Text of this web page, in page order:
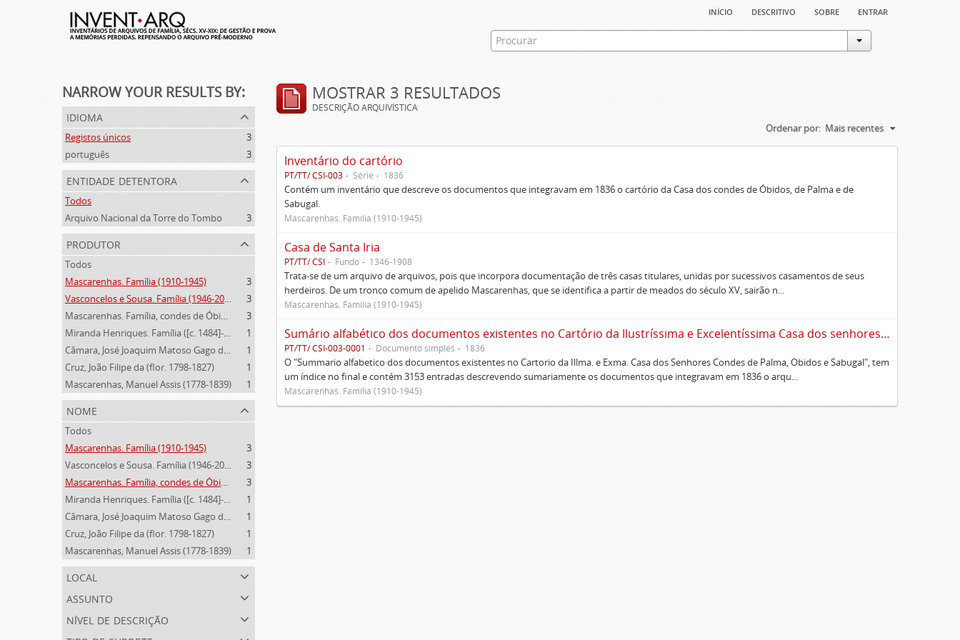
início descritivo sobre entrar
NARROW YOUR RESULTS BY:
idioma
Registos únicos
3
português
3
entidade detentora
Todos
Arquivo Nacional da Torre do Tombo
3
produtor
Todos
Mascarenhas. Família (1910-1945)
3
Vasconcelos e Sousa. Família (1946-2006)
3
Mascarenhas. Família, condes de Óbidos, Palma e Sabugal (1669-1910)
3
Miranda Henriques. Família ([c. 1484]-[c.1745])
1
Câmara, José Joaquim Matoso Gago da (1775-1864)
1
Cruz, João Filipe da (flor. 1798-1827)
1
Mascarenhas, Manuel Assis (1778-1839)
1
nome
Todos
Mascarenhas. Família (1910-1945)
3
Vasconcelos e Sousa. Família (1946-2006)
3
Mascarenhas. Família, condes de Óbidos, Palma e Sabugal (1669-1910)
3
Miranda Henriques. Família ([c. 1484]-[c.1745])
1
Câmara, José Joaquim Matoso Gago da (1775-1864)
1
Cruz, João Filipe da (flor. 1798-1827)
1
Mascarenhas, Manuel Assis (1778-1839)
1
local
assunto
nível de descrição
MOSTRAR 3 RESULTADOS
DESCRIÇÃO ARQUIVÍSTICA
Ordenar por: Mais recentes
Inventário do cartório
PT/TT/ CSI-003 Série 1836
Contém um inventário que descreve os documentos que integravam em 1836 o cartório da Casa dos condes de Óbidos, de Palma e de
Sabugal.
Mascarenhas. Família (1910-1945)
Casa de Santa Iria
PT/TT/ CSI Fundo 1346-1908
Trata-se de um arquivo de arquivos, pois que incorpora documentação de três casas titulares, unidas por sucessivos casamentos de seus
herdeiros. De um tronco comum de apelido Mascarenhas, que se identifica a partir de meados do século XV, sairão n...
Mascarenhas. Família (1910-1945)
Sumário alfabético dos documentos existentes no Cartório da Ilustríssima e Excelentíssima Casa dos senhores condes de Palma, Óbidos e Sabugal
PT/TT/ CSI-003-0001 Documento simples 1836
O "Summario alfabetico dos documentos existentes no Cartorio da Illma. e Exma. Casa dos Senhores Condes de Palma, Obidos e Sabugal", tem
um índice no final e contém 3153 entradas descrevendo sumariamente os documentos que integravam em 1836 o arqu...
Mascarenhas. Família (1910-1945)